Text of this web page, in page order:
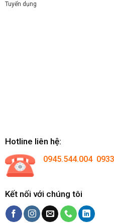
Tuyển dụng
Hotline liên hệ:
0945.544.004
Kết nối với chúng tôi